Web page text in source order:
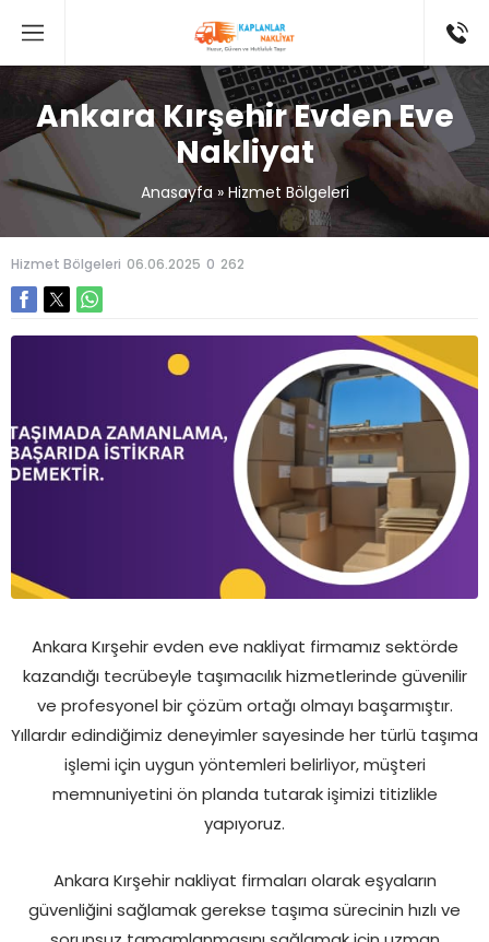
Ankara Kırşehir Evden Eve
Nakliyat
Anasayfa» Hizmet Bölgeleri
Hizmet Bölgeleri 06.06.2025 0 262
Ankara Kırşehir evden eve nakliyat firmamız sektörde
kazandığı tecrübeyle taşımacılık hizmetlerinde güvenilir
ve profesyonel bir çözüm ortağı olmayı başarmıştır.
Yıllardır edindiğimiz deneyimler sayesinde her türlü taşıma
işlemi için uygun yöntemleri belirliyor, müşteri
memnuniyetini ön planda tutarak işimizi titizlikle
yapıyoruz.
Ankara Kırşehir nakliyat firmaları olarak eşyaların
güvenliğini sağlamak gerekse taşıma sürecinin hızlı ve